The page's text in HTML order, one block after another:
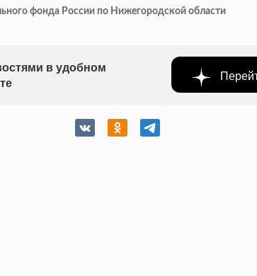
фонда России по Нижегородской области
в удобном